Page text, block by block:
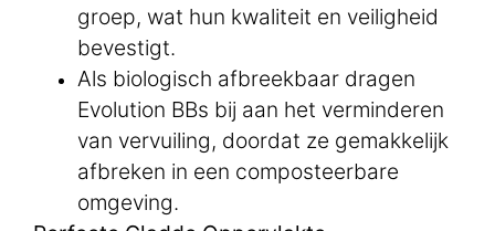
groep, wat hun kwaliteit en veiligheid
bevestigt.
Als biologisch afbreekbaar dragen
Evolution BBs bij aan het verminderen
van vervuiling, doordat ze gemakkelijk
afbreken in een composteerbare
omgeving.